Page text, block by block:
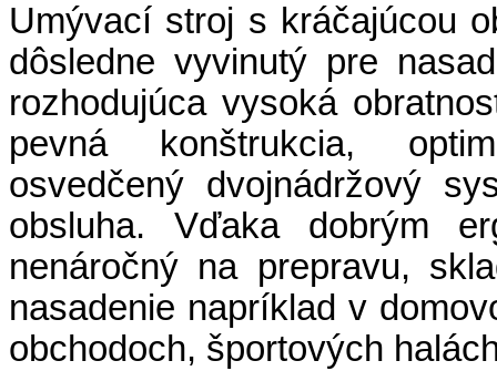
Umývací stroj s kráčajúcou
dôsledne vyvinutý pre
rozhodujúca vysoká
pevná konštrukcia,
osvedčený dvojnádržový
obsluha. Vďaka dobrým
nenáročný na prepravu,
nasadenie napríklad v
obchodoch, športových